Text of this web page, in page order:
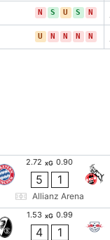
N S U S N
U N N N N
2.72 xG 0.90
5 1
Allianz Arena
1.53 xG 0.99
4 1